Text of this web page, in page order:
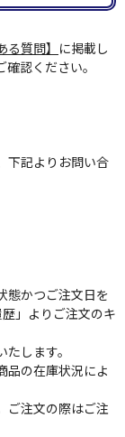
る質問】 に掲載し
認ください。
下記よりお問い合
態かつご注文日を
」よりご注文のキ
します。
品の在庫状況によ
ご注文の際はご注